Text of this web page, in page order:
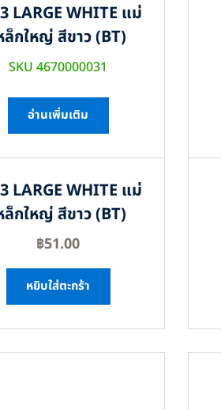
LARGE WHITE แม่
ล็กใหญ่ สีขาว (BT)
SKU 4670000031
อ่านเพิ่มเติม
LARGE WHITE แม่
ล็กใหญ่ สีขาว (BT)
฿51.00
หยิบใส่ตะกร้า